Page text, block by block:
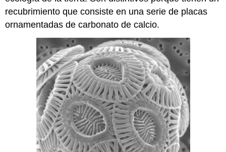
Interacciones
recubrimiento que consiste en una serie de placas
ornamentadas de carbonato de calcio.